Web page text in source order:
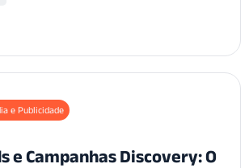
e Publicidade
e Campanhas Discovery: O